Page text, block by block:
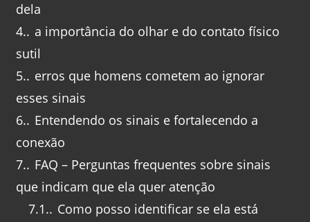
dela
4. a importância do olhar e do contato físico
sutil
5. erros que homens cometem ao ignorar
esses sinais
6. Entendendo os sinais e fortalecendo a
conexão
7. FAQ – Perguntas frequentes sobre sinais
que indicam que ela quer atenção
7.1. Como posso identificar se ela está